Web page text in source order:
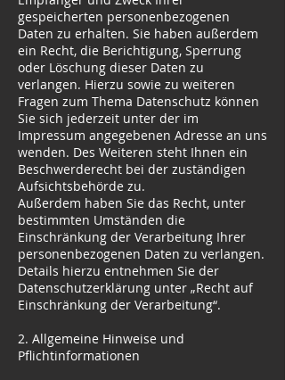
gespeicherten personenbezogenen
Daten zu erhalten. Sie haben außerdem
ein Recht, die Berichtigung, Sperrung
oder Löschung dieser Daten zu
verlangen. Hierzu sowie zu weiteren
Fragen zum Thema Datenschutz können
Sie sich jederzeit unter der im
Impressum angegebenen Adresse an uns
wenden. Des Weiteren steht Ihnen ein
Beschwerderecht bei der zuständigen
Aufsichtsbehörde zu.
Außerdem haben Sie das Recht, unter
bestimmten Umständen die
Einschränkung der Verarbeitung Ihrer
personenbezogenen Daten zu verlangen.
Details hierzu entnehmen Sie der
Datenschutzerklärung unter „Recht auf
Einschränkung der Verarbeitung“.
2. Allgemeine Hinweise und
Pflichtinformationen